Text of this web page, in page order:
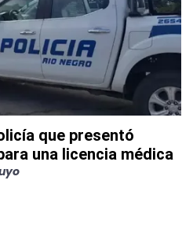
que presentó
una licencia médica